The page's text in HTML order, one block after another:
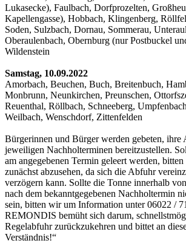
Lukasecke), Faulbach, Dorfprozelten,
Kapellengasse), Hobbach, Klingenberg,
Soden, Sulzbach, Dornau, Sommerau,
Oberaulenbach, Obernburg (nur Postbuckel
Wildenstein
Samstag, 10.09.2022
Amorbach, Beuchen, Buch, Breitenbuch,
Monbrunn, Neunkirchen, Preunschen,
Reuenthal, Röllbach, Schneeberg,
Weilbach, Wenschdorf, Zittenfelden
Bürgerinnen und Bürger werden gebeten, ihre
jeweiligen Nachholterminen bereitzustellen.
am angegebenen Termin geleert werden,
zunächst abzusehen, da sich die Abfuhr
verzögern kann. Sollte die Tonne innerhalb
nach dem bekanntgegebenen Nachholtermin
sein, bitten wir um Information unter 06022 /
REMONDIS bemüht sich darum,
Regelabfuhr zurückzukehren und bittet an
Verständnis!“